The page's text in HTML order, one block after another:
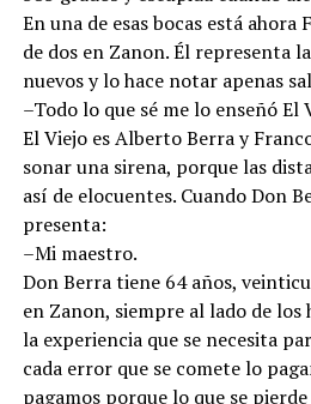
En una de esas bocas está ahora
de dos en Zanon. Él representa
nuevos y lo hace notar apenas
–Todo lo que sé me lo enseñó El
El Viejo es Alberto Berra y
sonar una sirena, porque las
así de elocuentes. Cuando Don
presenta:
–Mi maestro.
Don Berra tiene 64 años,
en Zanon, siempre al lado de los
la experiencia que se necesita
cada error que se comete lo
pagamos porque lo que se